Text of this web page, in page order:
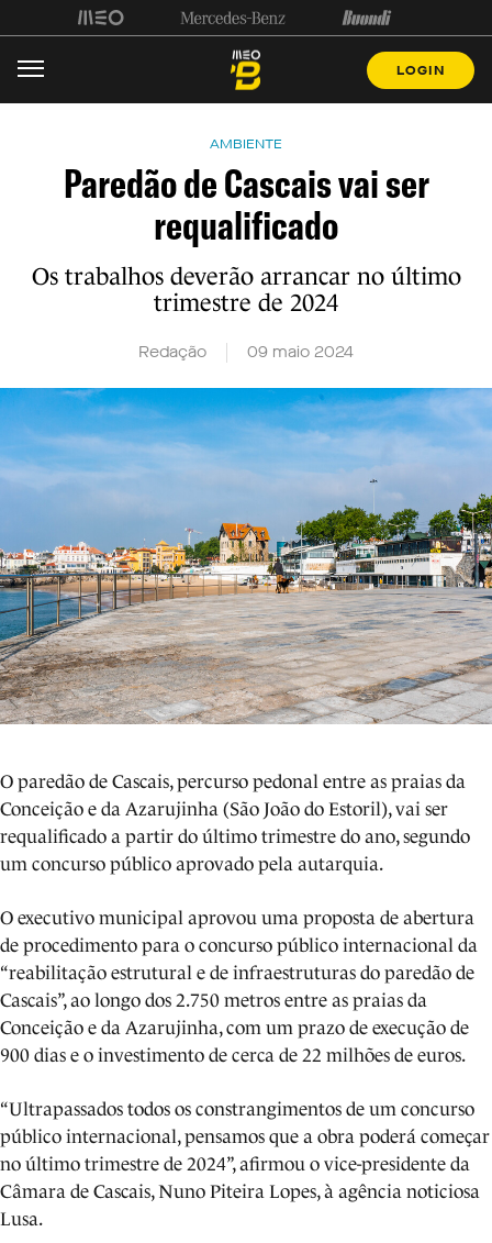
LOGIN
AMBIENTE
Paredão de Cascais vai ser
requalificado
Os trabalhos deverão arrancar no último
trimestre de 2024
Redação 09 maio 2024
​O paredão de Cascais, percurso pedonal entre as praias da
Conceição e da Azarujinha (São João do Estoril), vai ser
requalificado a partir do último trimestre do ano, segundo
um concurso público aprovado pela autarquia.
O executivo municipal aprovou uma proposta de abertura
de procedimento para o concurso público internacional da
“reabilitação estrutural e de infraestruturas do paredão de
Cascais”, ao longo dos 2.750 metros entre as praias da
Conceição e da Azarujinha, com um prazo de execução de
900 dias e o investimento de cerca de 22 milhões de euros.
“Ultrapassados todos os constrangimentos de um concurso
público internacional, pensamos que a obra poderá começar
no último trimestre de 2024”, afirmou o vice-presidente da
Câmara de Cascais, Nuno Piteira Lopes, à agência noticiosa
Lusa.